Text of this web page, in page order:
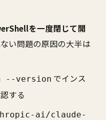
を一度閉じて開
い問題の原因の大半は
--version でインス
する
ai/claude-